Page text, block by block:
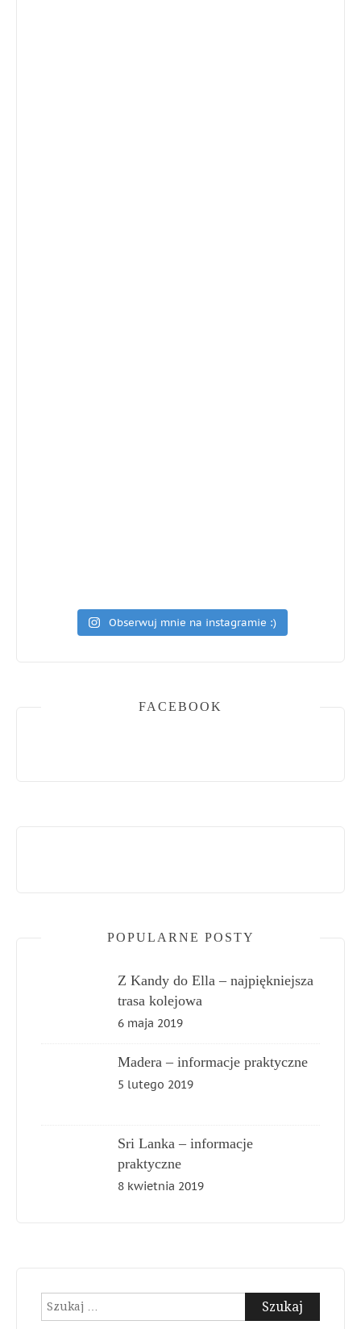
Obserwuj mnie na instagramie :)
FACEBOOK
POPULARNE POSTY
Z Kandy do Ella – najpiękniejsza
trasa kolejowa
6 maja 2019
Madera – informacje praktyczne
5 lutego 2019
Sri Lanka – informacje
praktyczne
8 kwietnia 2019
Szukaj: